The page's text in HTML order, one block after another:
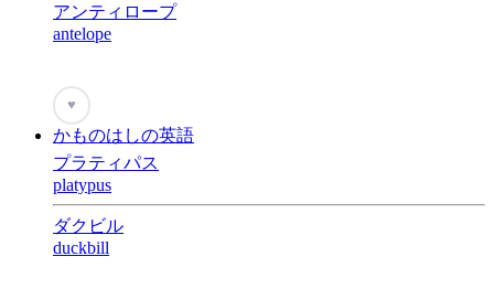
アンティロープ
antelope
♥
かものはしの英語
プラティパス
platypus
ダクビル
duckbill